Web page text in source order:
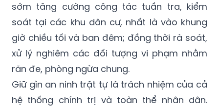
sớm tăng cường công tác tuần tra, kiểm
soát tại các khu dân cư, nhất là vào khung
giờ chiều tối và ban đêm; đồng thời rà soát,
xử lý nghiêm các đối tượng vi phạm nhằm
răn đe, phòng ngừa chung.
Giữ gìn an ninh trật tự là trách nhiệm của cả
hệ thống chính trị và toàn thể nhân dân.